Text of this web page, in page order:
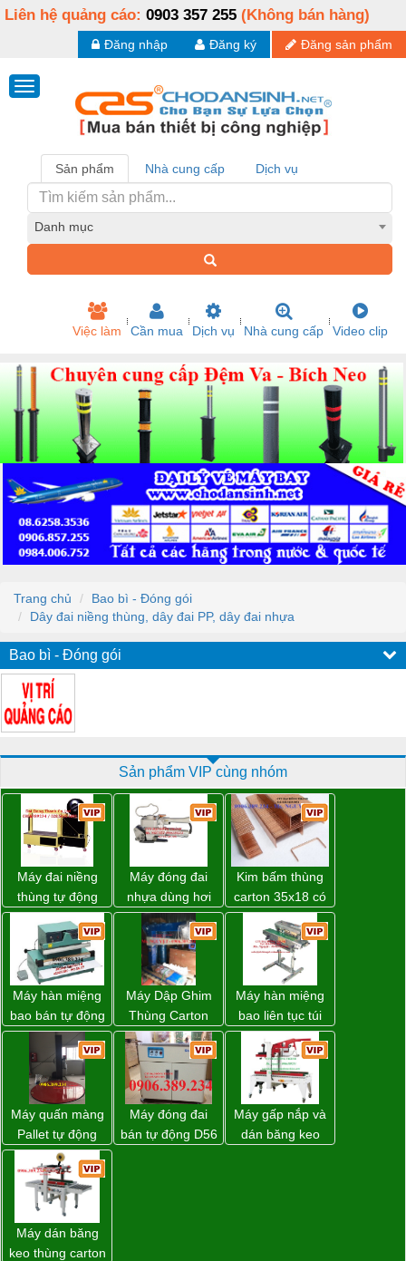
Liên hệ quảng cáo: 0903 357 255 (Không bán hàng)
Đăng sản phẩm
Đăng ký
Đăng nhập
Sản phẩm Nhà cung cấp Dịch vụ
Danh mục
Việc làm Cần mua Dịch vụ Nhà cung cấp Video clip
Trang chủ
Bao bì - Đóng gói
Dây đai niềng thùng, dây đai PP, dây đai nhựa
Bao bì - Đóng gói
Sản phẩm VIP cùng nhóm
Máy đai niềng
thùng tự động
DBA-80A Đài
Loan giá rẻ
Máy đóng đai
nhựa dùng hơi
khí nén WP-20
Kim bấm thùng
carton 35x18 có
sẵn giá rẻ toàn
quốc
Máy hàn miệng
bao bán tự động
nhập khẩu
Taiwan
Máy Dập Ghim
Thùng Carton
Wp-1200 Chính
Hãng Đài Loan
Máy hàn miệng
bao liên tục túi
nằm nghiêng.
Máy quấn màng
Pallet tự động
WP-55 xuất xứ
Đài Loan
Máy đóng đai
bán tự động D56
Máy gấp nắp và
dán băng keo
Máy dán băng
keo thùng carton